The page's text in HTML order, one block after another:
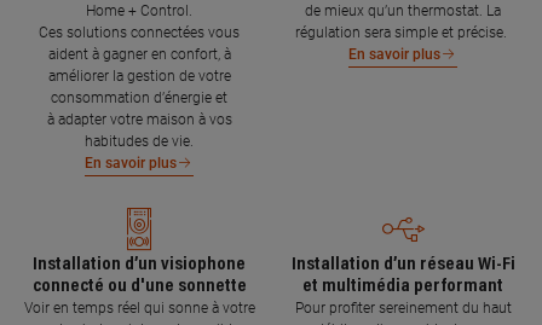
Home + Control.
Ces solutions connectées vous
aident à gagner en confort, à
améliorer la gestion de votre
consommation d’énergie et
à adapter votre maison à vos
habitudes de vie.
En savoir plus
de mieux qu’un thermostat. La
régulation sera simple et précise.
En savoir plus
Installation d’un visiophone
connecté ou d'une sonnette
Voir en temps réel qui sonne à votre
Installation d’un réseau Wi-Fi
et multimédia performant
Pour profiter sereinement du haut